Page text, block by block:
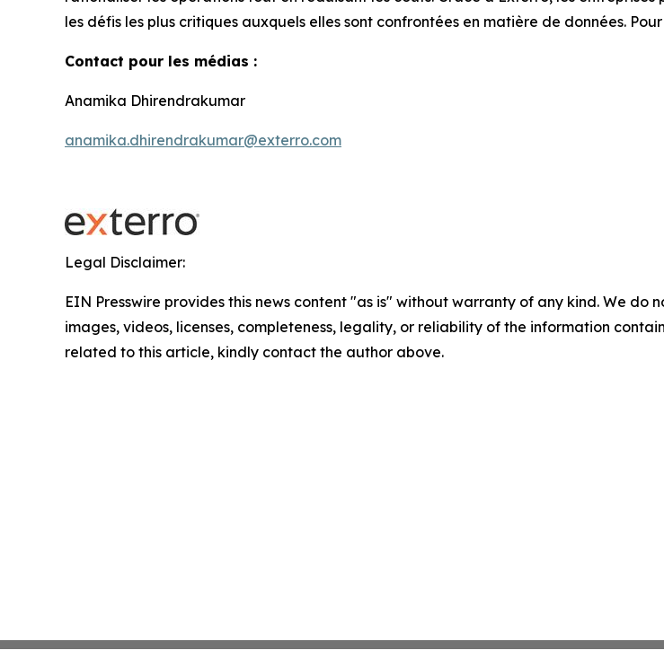
les défis les plus critiques auxquels elles sont confrontées en matière de données.
Contact pour les médias :
Anamika Dhirendrakumar
anamika.dhirendrakumar@exterro.com
Legal Disclaimer:
EIN Presswire provides this news content "as is" without warranty of any kind. We
images, videos, licenses, completeness, legality, or reliability of the information
related to this article, kindly contact the author above.